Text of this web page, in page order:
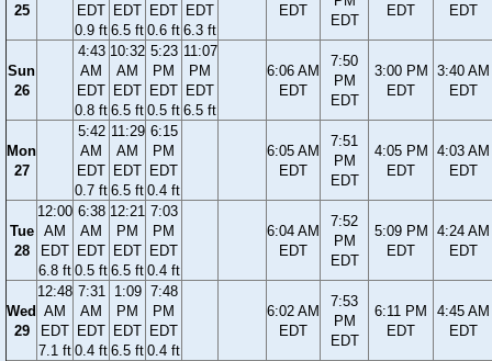
25
EDT
0.9 ft
EDT
6.5 ft
EDT
0.6 ft
EDT
6.3 ft
EDT
EDT
EDT
EDT
Sun
26
4:43
AM
EDT
0.8 ft
10:32
AM
EDT
6.5 ft
5:23
PM
EDT
0.5 ft
11:07
PM
EDT
6.5 ft
6:06 AM
EDT
7:50
PM
EDT
3:00 PM
EDT
3:40 AM
EDT
Mon
27
5:42
AM
EDT
0.7 ft
11:29
AM
EDT
6.5 ft
6:15
PM
EDT
0.4 ft
6:05 AM
EDT
7:51
PM
EDT
4:05 PM
EDT
4:03 AM
EDT
Tue
28
12:00
AM
EDT
6.8 ft
6:38
AM
EDT
0.5 ft
12:21
PM
EDT
6.5 ft
7:03
PM
EDT
0.4 ft
6:04 AM
EDT
7:52
PM
EDT
5:09 PM
EDT
4:24 AM
EDT
Wed
29
12:48
AM
EDT
7.1 ft
7:31
AM
EDT
0.4 ft
1:09
PM
EDT
6.5 ft
7:48
PM
EDT
0.4 ft
6:02 AM
EDT
7:53
PM
EDT
6:11 PM
EDT
4:45 AM
EDT